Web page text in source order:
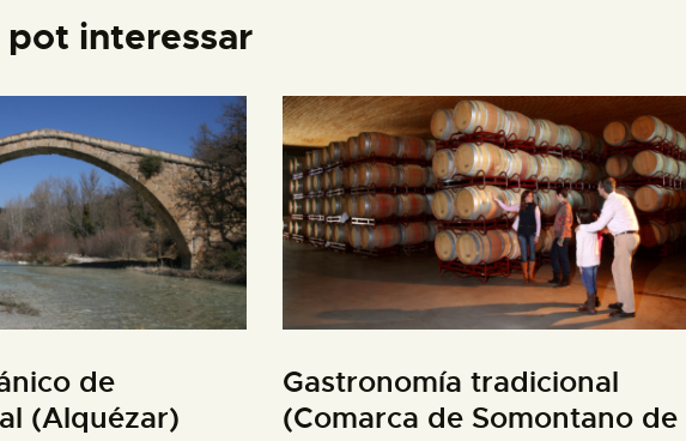
interessar
de
(Alquézar)
Gastronomía tradicional
(Comarca de Somontano de